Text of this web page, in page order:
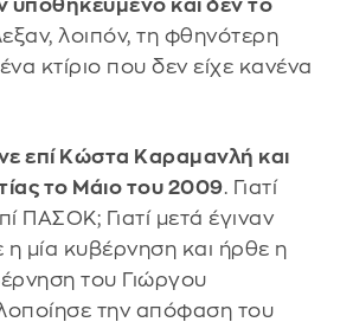
υποθηκευμένο και δεν το
λοιπόν, τη φθηνότερη
κτίριο που δεν είχε κανένα
επί Κώστα Καραμανλή και
το Μάιο του 2009. Γιατί
ΠΑΣΟΚ; Γιατί μετά έγιναν
μία κυβέρνηση και ήρθε η
του Γιώργου
την απόφαση του